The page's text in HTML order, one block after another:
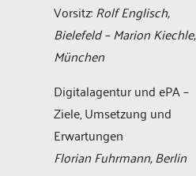
Vorsitz:Rolf Englisch,
Bielefeld – Marion Kiechle,
München
Digitalagentur und ePA –
Ziele, Umsetzung und
Erwartungen
Florian Fuhrmann, Berlin